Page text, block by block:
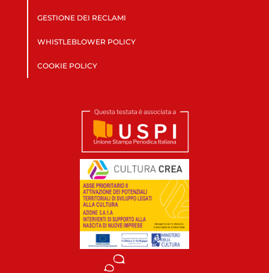
GESTIONE DEI RECLAMI
WHISTLEBLOWER POLICY
COOKIE POLICY